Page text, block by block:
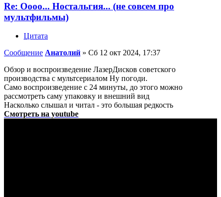
Re: Оооо... Ностальгия... (не совсем про
мультфильмы)
Цитата
Сообщение Анатолий » Сб 12 окт 2024, 17:37
Обзор и воспроизведение ЛазерДисков советского
производства с мультсериалом Ну погоди.
Само воспроизведение с 24 минуты, до этого можно
рассмотреть саму упаковку и внешний вид
Насколько слышал и читал - это большая редкость
Смотреть на youtube